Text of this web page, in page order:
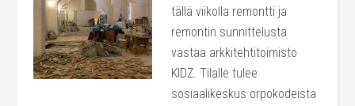
tällä viikolla remontti ja
remontin sunnittelusta
vastaa arkkitehtitoimisto
KIDZ. Tilalle tulee
sosiaalikeskus orpokodeista